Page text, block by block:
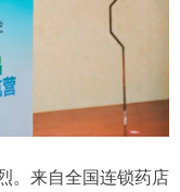
。来自全国连锁药店